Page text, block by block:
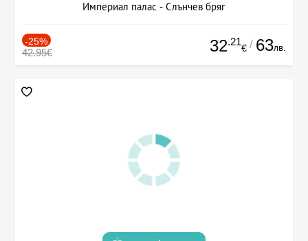
Империал палас - Слънчев бряг
-25%
42.95€ 32.21
€ / 63лв.